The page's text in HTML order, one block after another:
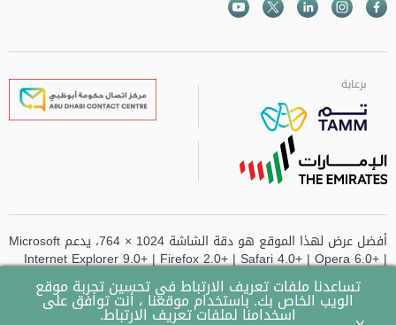
Facebook
Instagramالذهاب الى تم
Twitter
Youtube
برعاية
برعاية
برعاية
برعاية
أفضل عرض لهذا الموقع هو دقة الشاشة 1024 × 764، يدعم Microsoft
Internet Explorer 9.0+ | Firefox 2.0+ | Safari 4.0+ | Opera 6.0+ |
Chrome
تم تحديث الموقع آخر مرة في- 14-07-2026 وقت 10:49 AM
تساعدنا ملفات تعريف الارتباط في تحسين تجربة موقع
الويب الخاص بك. باستخدام موقعنا ، أنت توافق على
اسخدامنا لملفات تعريف الارتباط.